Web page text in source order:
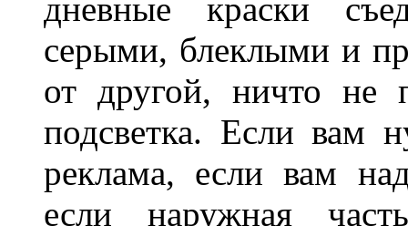
дневные краски
серыми, блеклыми и
от другой, ничто не
подсветка. Если вам
реклама, если вам
если наружная